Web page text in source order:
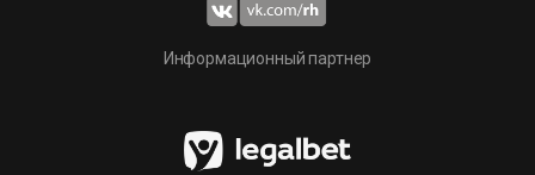
Информационный партнер